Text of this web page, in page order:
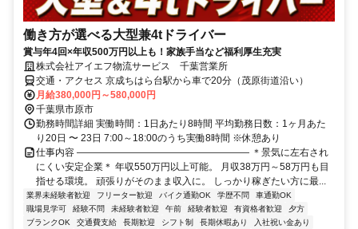
働き方が選べる大型兼4tドライバー
賞与年4回×年収500万円以上も！家族手当など福利厚生充実
株式会社アイエフ物流サービス 千葉営業所
交通・アクセス 京成ちはら台駅から車で20分（茂原街道沿い）
月給380,000円～580,000円
千葉県市原市
勤務時間詳細 実働時間：1日あたり8時間 平均勤務日数：1ヶ月あた
り20日 〜 23日 7:00～18:00のうち実働8時間 ※休憩あり
仕事内容 ―――――――――――――――――― ＊景気に左右され
にくい安定企業＊ 年収550万円以上可能。 月収38万円～58万円も目
指せる環境。 頑張りがそのまま収入に。 しっかり稼ぎたい方に最...
業界未経験者歓迎 フリーター歓迎 バイク通勤OK 学歴不問
車通勤OK
職場見学可
経験不問 未経験者歓迎 午前 経験者歓迎 有資格者歓迎
夕方
ブランクOK
交通費支給 長期歓迎 シフト制 長期休暇あり 入社祝い金あり